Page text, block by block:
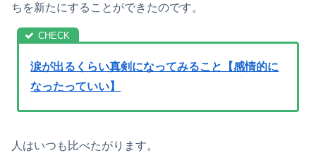
ちを新たにすることができたのです。
涙が出るくらい真剣になってみること【感情的に
なったっていい】
人はいつも比べたがります。